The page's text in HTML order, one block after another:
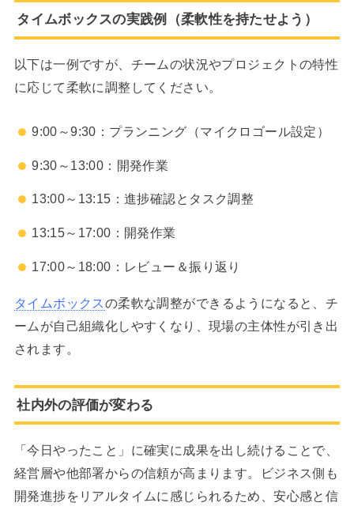
タイムボックスの実践例（柔軟性を持たせよう）
以下は一例ですが、チームの状況やプロジェクトの特性
に応じて柔軟に調整してください。
9:00～9:30：プランニング（マイクロゴール設定）
9:30～13:00：開発作業
13:00～13:15：進捗確認とタスク調整
13:15～17:00：開発作業
17:00～18:00：レビュー＆振り返り
タイムボックスの柔軟な調整ができるようになると、チ
ームが自己組織化しやすくなり、現場の主体性が引き出
されます。
社内外の評価が変わる
「今日やったこと」に確実に成果を出し続けることで、
経営層や他部署からの信頼が高まります。ビジネス側も
開発進捗をリアルタイムに感じられるため、安心感と信